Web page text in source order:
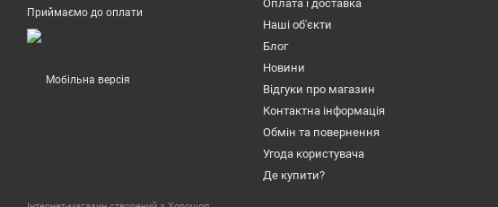
Приймаємо до оплати
Мобільна версія
Оплата і доставка
Наші об'єкти
Блог
Новини
Відгуки про магазин
Контактна інформація
Обмін та повернення
Угода користувача
Де купити?